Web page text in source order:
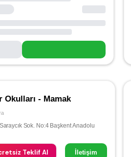
Okulları - Mamak
Sok. No:4 Başkent Anadolu
Teklif Al İletişim